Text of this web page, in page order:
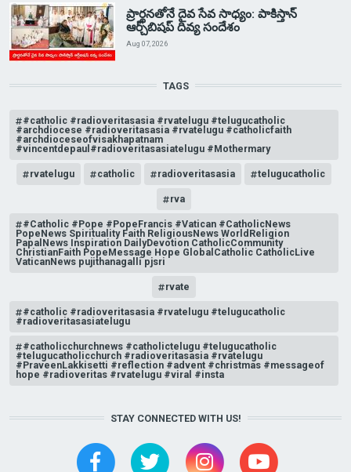
ప్రార్థనతోనే దైవ సేవ సాధ్యం: పాకిస్తాన్‌
ఆర్చ్‌బిషప్ దివ్య సందేశం
Aug 07, 2026
TAGS
#catholic #radioveritasasia #rvatelugu #telugucatholic
#archdiocese #radioveritasasia #rvatelugu #catholicfaith
#archdioceseofvisakhapatnam
#vincentdepaul#radioveritasasiatelugu #Mothermary
rvatelugu catholic radioveritasasia telugucatholic
rva
#Catholic #Pope #PopeFrancis #Vatican #CatholicNews
PopeNews Spirituality Faith ReligiousNews WorldReligion
PapalNews Inspiration DailyDevotion CatholicCommunity
ChristianFaith PopeMessage Hope GlobalCatholic CatholicLive
VaticanNews pujithanagalli pjsri
rvate
#catholic #radioveritasasia #rvatelugu #telugucatholic
#radioveritasasiatelugu
#catholicchurchnews #catholictelugu #telugucatholic
#telugucatholicchurch #radioveritasasia #rvatelugu
#PraveenLakkisetti #reflection #advent #christmas #messageof
hope #radioveritas #rvatelugu #viral #insta
STAY CONNECTED WITH US!